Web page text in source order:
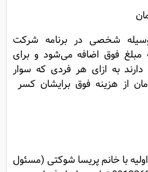
شخصی در برنامه شرکت
به مبلغ فوق اضافه می‌شود و برای
به ازای هر فردی که سوار
250 هزار تومان از هزینه فوق برایشان کسر
با خانم پریسا شوکتی (مسئول